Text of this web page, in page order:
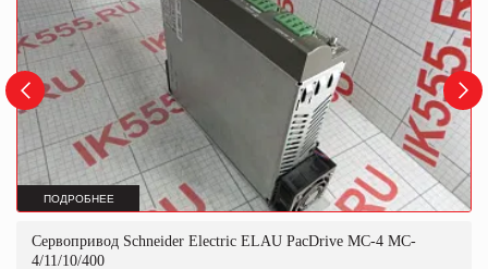
ПОДРОБНЕЕ
Сервопривод Schneider Electric ELAU PacDrive MC-4 MC-
4/11/10/400